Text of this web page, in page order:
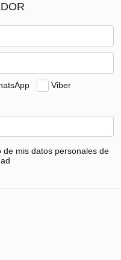
Viber
de mis datos personales de